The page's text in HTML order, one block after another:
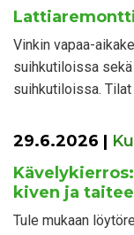
Vinkin vapaa-
suihkutiloissa
suihkutiloissa.
29.6.2026 |
kiven ja
Tule mukaan